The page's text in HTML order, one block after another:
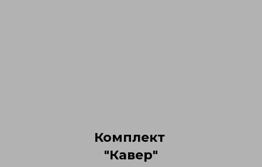
Комплект
"Кавер"